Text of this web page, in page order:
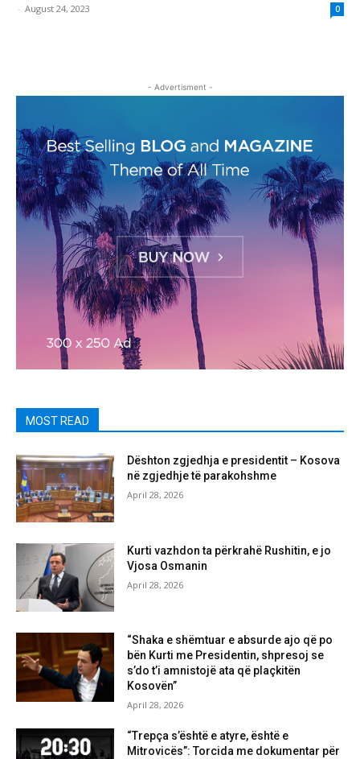
- August 24, 2023 0
- Advertisment -
MOST READ
Dështon zgjedhja e presidentit – Kosova
në zgjedhje të parakohshme
April 28, 2026
Kurti vazhdon ta përkrahë Rushitin, e jo
Vjosa Osmanin
April 28, 2026
“Shaka e shëmtuar e absurde ajo që po
bën Kurti me Presidentin, shpresoj se
s’do t’i amnistojë ata që plaçkitën
Kosovën”
April 28, 2026
“Trepça s’është e atyre, është e
Mitrovicës”: Torcida me dokumentar për